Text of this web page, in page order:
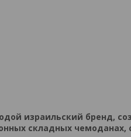
израильский бренд,
складных чемоданах,